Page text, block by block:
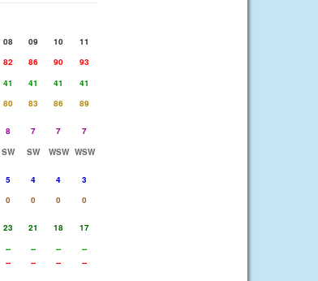
08 09 10
11
82 86 90
93
41 41 41
41
80 83 86
89
8 7 7
7
SW SW WSW WSW
5 4 4
3
0 0 0
0
23 21 18
17
-- -- --
--
-- -- -- --